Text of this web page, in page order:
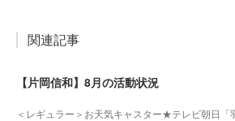
関連記事
【片岡信和】8月の活動状況
＜レギュラー＞お天気キャスター★テレビ朝日「